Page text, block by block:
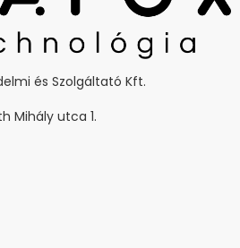
és Szolgáltató Kft.
Mihály utca 1.